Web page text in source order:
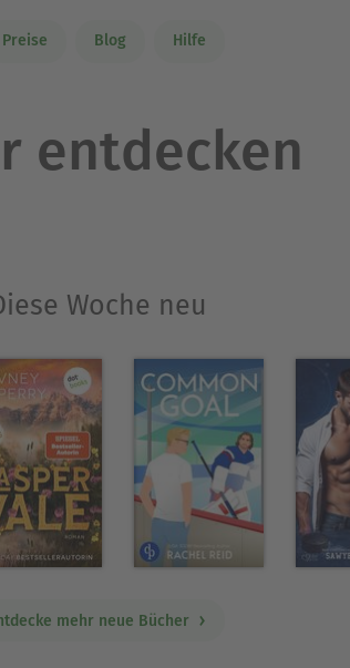
Preise Blog Hilfe
entdecken
Woche neu
mehr neue Bücher